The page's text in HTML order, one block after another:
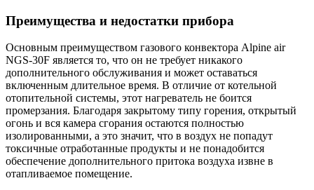
Преимущества и недостатки прибора
Основным преимуществом газового конвектора Alpine air
NGS-30F является то, что он не требует никакого
дополнительного обслуживания и может оставаться
включенным длительное время. В отличие от котельной
отопительной системы, этот нагреватель не боится
промерзания. Благодаря закрытому типу горения, открытый
огонь и вся камера сгорания остаются полностью
изолированными, а это значит, что в воздух не попадут
токсичные отработанные продукты и не понадобится
обеспечение дополнительного притока воздуха извне в
отапливаемое помещение.